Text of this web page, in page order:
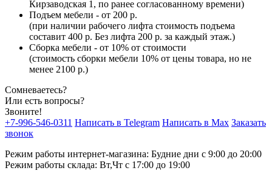
Кирзаводская 1, по ранее согласованному времени)
Подъем мебели - от 200 р.
(при наличии рабочего лифта стоимость подъема
составит 400 р. Без лифта 200 р. за каждый этаж.)
Сборка мебели - от 10% от стоимости
(стоимость сборки мебели 10% от цены товара, но не
менее 2100 р.)
Сомневаетесь?
Или есть вопросы?
Звоните!
+7-996-546-0311 Написать в Telegram Написать в Max Заказать
звонок
Режим работы интернет-магазина: Будние дни с 9:00 до 20:00
Режим работы склада: Вт,Чт с 17:00 до 19:00